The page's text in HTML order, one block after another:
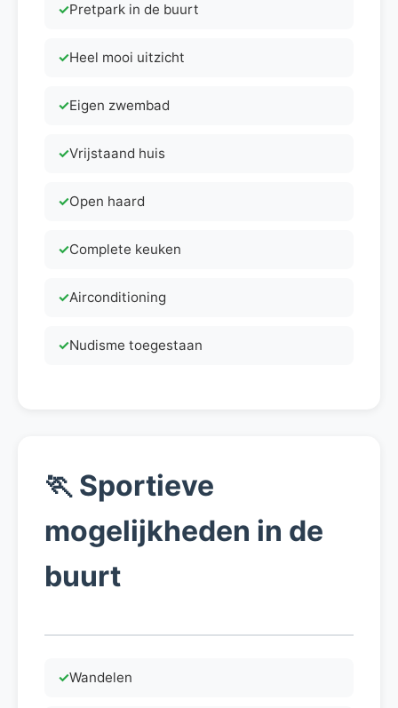
Pretpark in de buurt
Heel mooi uitzicht
Eigen zwembad
Vrijstaand huis
Open haard
Complete keuken
Airconditioning
Nudisme toegestaan
🏃 Sportieve
mogelijkheden in de
buurt
Wandelen